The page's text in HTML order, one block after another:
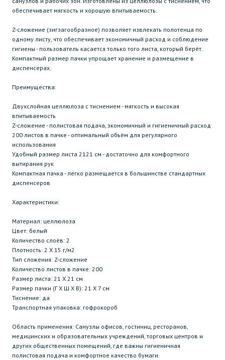
обеспечивает мягкость и хорошую впитываемость.
Z-сложение (зигзагообразное) позволяет извлекать полотенца по
одному листу, что обеспечивает экономичный расход и соблюдение
гигиены - пользователь касается только того листа, который берёт.
Компактный размер пачки упрощает хранение и размещение в
диспенсерах.
Преимущества:
Двухслойная целлюлоза с тиснением - мягкость и высокая
впитываемость
Z-сложение - полистовая подача, экономичный и гигиеничный расход
200 листов в пачке - оптимальный объём для регулярного
использования
Удобный размер листа 2121 см - достаточно для комфортного
вытирания рук
Компактная пачка - легко размещается в большинстве стандартных
диспенсеров
Характеристики:
Материал: целлюлоза
Цвет: белый
Количество слоёв: 2
Плотность: 2 Х 15 г/м2
Тип сложения: Z-сложение
Количество листов в пачке: 200
Размер листа: 21 Х 21 см
Размер пачки (Г Х Ш Х В): 21 Х 7 см
Тиснение: да
Транспортная упаковка: гофрокороб
Область применения: Санузлы офисов, гостиниц, ресторанов,
медицинских и образовательных учреждений, торговых центров и
других общественных помещений, где важны гигиеничная
полистовая подача и комфортное качество бумаги.